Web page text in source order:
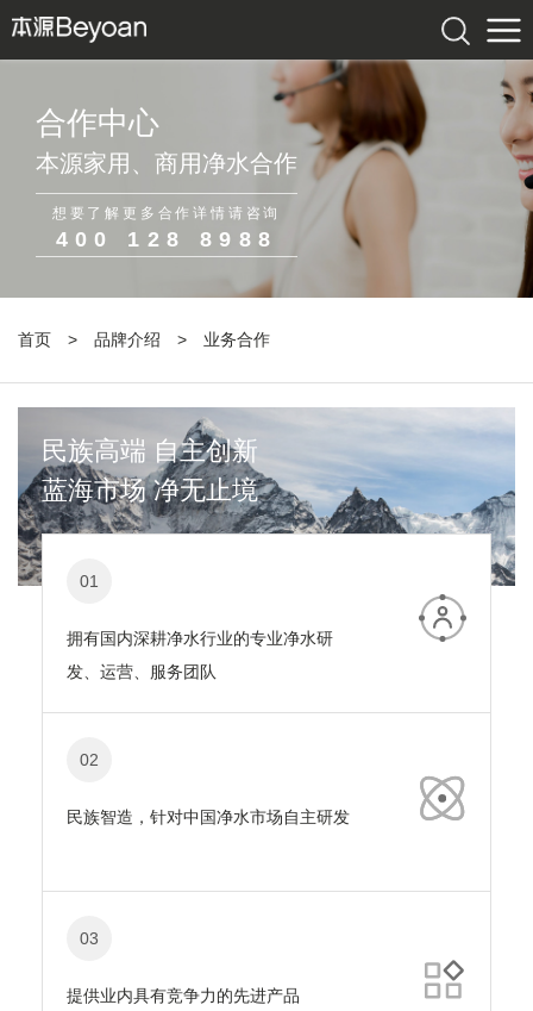
合作中心
本源家用、商用净水合作
想要了解更多合作详情请咨询
400 128 8988
首页 > 品牌介绍 > 业务合作
民族高端 自主创新
蓝海市场 净无止境
01
拥有国内深耕净水行业的专业净水研
发、运营、服务团队
02
民族智造，针对中国净水市场自主研发
03
提供业内具有竞争力的先进产品